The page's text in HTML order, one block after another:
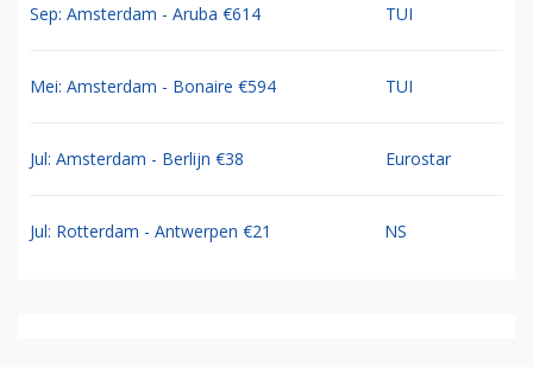
Sep: Amsterdam - Aruba €614 TUI
Mei: Amsterdam - Bonaire €594 TUI
Jul: Amsterdam - Berlijn €38 Eurostar
Jul: Rotterdam - Antwerpen €21 NS